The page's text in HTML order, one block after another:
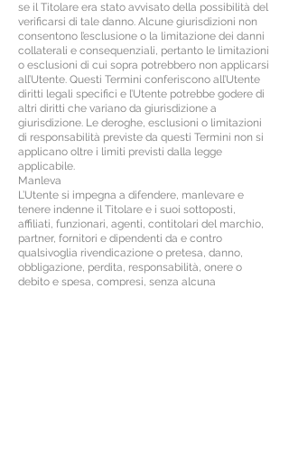
se il Titolare era stato avvisato della possibilità del
verificarsi di tale danno. Alcune giurisdizioni non
consentono l’esclusione o la limitazione dei danni
collaterali e consequenziali, pertanto le limitazioni
o esclusioni di cui sopra potrebbero non applicarsi
all’Utente. Questi Termini conferiscono all’Utente
diritti legali specifici e l’Utente potrebbe godere di
altri diritti che variano da giurisdizione a
giurisdizione. Le deroghe, esclusioni o limitazioni
di responsabilità previste da questi Termini non si
applicano oltre i limiti previsti dalla legge
applicabile.
Manleva
L’Utente si impegna a difendere, manlevare e
tenere indenne il Titolare e i suoi sottoposti,
affiliati, funzionari, agenti, contitolari del marchio,
partner, fornitori e dipendenti da e contro
qualsivoglia rivendicazione o pretesa, danno,
obbligazione, perdita, responsabilità, onere o
debito e spesa, compresi, senza alcuna